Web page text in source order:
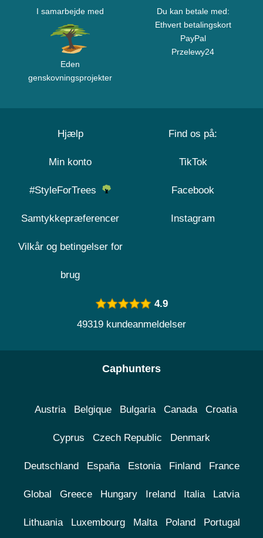
I samarbejde med
Eden
genskovningsprojekter
Du kan betale med:
Ethvert betalingskort
PayPal
Przelewy24
Hjælp
Min konto
#StyleForTrees
Samtykkepræferencer
Vilkår og betingelser for
brug
Find os på:
TikTok
Facebook
Instagram
4.9
49319 kundeanmeldelser
Caphunters
Austria Belgique Bulgaria Canada Croatia
Cyprus Czech Republic Denmark
Deutschland España Estonia Finland France
Global Greece Hungary Ireland Italia Latvia
Lithuania Luxembourg Malta Poland Portugal